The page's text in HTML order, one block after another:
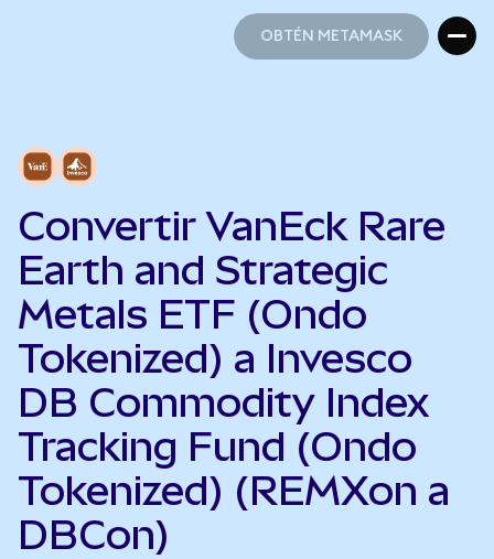
OBTÉN METAMASK
Convertir VanEck Rare
Earth and Strategic
Metals ETF (Ondo
Tokenized) a Invesco
DB Commodity Index
Tracking Fund (Ondo
Tokenized) (REMXon a
DBCon)